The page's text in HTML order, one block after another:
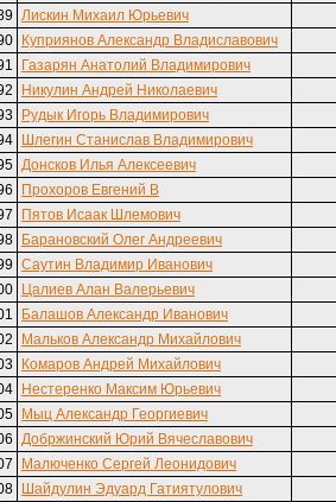
Лискин Михаил Юрьевич
Куприянов Александр Владиславович
Газарян Анатолий Владимирович
Никулин Андрей Николаевич
Рудык Игорь Владимирович
Шлегин Станислав Владимирович
Донсков Илья Алексеевич
Прохоров Евгений В
Пятов Исаак Шлемович
Барановский Олег Андреевич
Саутин Владимир Иванович
Цалиев Алан Валерьевич
Балашов Александр Иванович
Мальков Александр Михайлович
Комаров Андрей Михайлович
Нестеренко Максим Юрьевич
Мыц Александр Георгиевич
Добржинский Юрий Вячеславович
Малюченко Сергей Леонидович
Шайдулин Эдуард Гатиятулович